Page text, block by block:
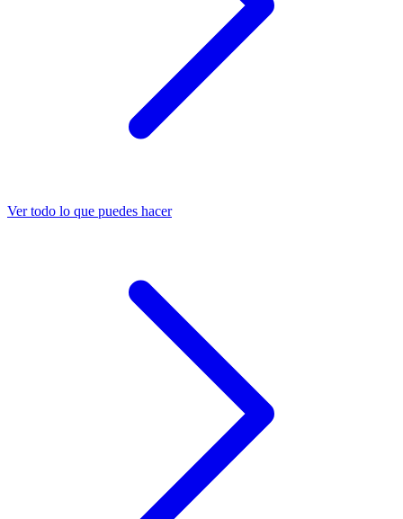
Ver todo lo que puedes hacer